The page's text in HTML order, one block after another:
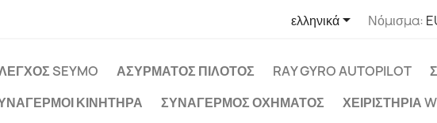
ελληνικά Νόμισμα:
SEYMO ΑΣΎΡΜΑΤΟΣ ΠΙΛΌΤΟΣ RAY GYRO AUTOPILOT
ΚΙΝΗΤΉΡΑ
ΣΥΝΑΓΕΡΜΌΣ ΟΧΉΜΑΤΟΣ ΧΕΙΡΙΣΤΉΡΙΑ